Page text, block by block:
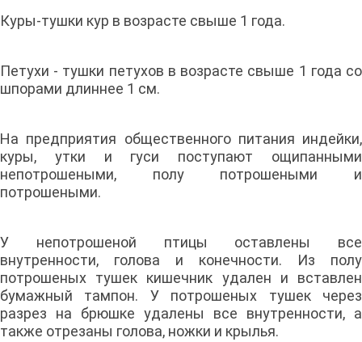
Куры-тушки кур в возрасте свыше 1 года.
Петухи - тушки петухов в возрасте свыше 1 года со
шпорами длиннее 1 см.
На предприятия общественного питания индейки,
куры, утки и гуси поступают ощипанными
непотрошеными, полу потрошеными и
потрошеными.
У непотрошеной птицы оставлены все
внутренности, голова и конечности. Из полу
потрошеных тушек кишечник удален и вставлен
бумажный тампон. У потрошеных тушек через
разрез на брюшке удалены все внутренности, а
также отрезаны голова, ножки и крылья.